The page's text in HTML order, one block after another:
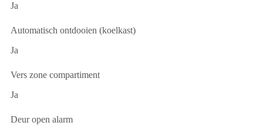
Ja
Automatisch ontdooien (koelkast)
Ja
Vers zone compartiment
Ja
Deur open alarm